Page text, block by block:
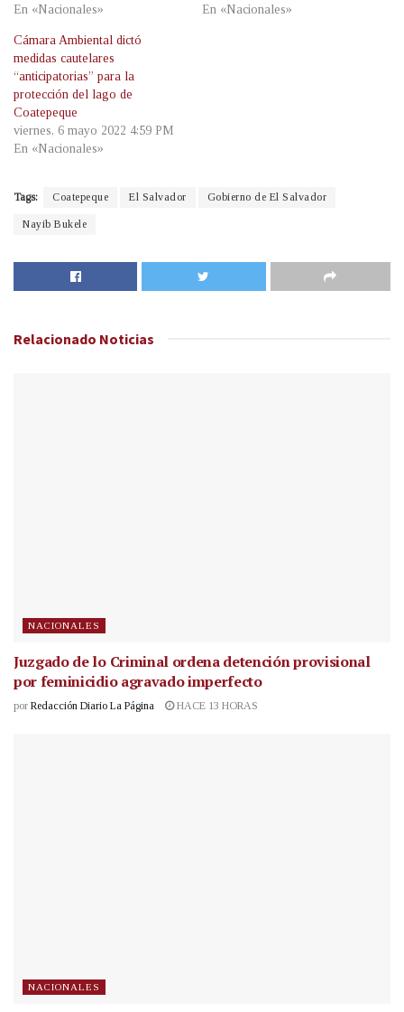
En «Nacionales»
En «Nacionales»
Cámara Ambiental dictó
medidas cautelares
“anticipatorias” para la
protección del lago de
Coatepeque
viernes, 6 mayo 2022 4:59 PM
En «Nacionales»
Tags: Coatepeque El Salvador Gobierno de El Salvador
Nayib Bukele
Relacionado Noticias
NACIONALES
Juzgado de lo Criminal ordena detención provisional
por feminicidio agravado imperfecto
por Redacción Diario La Página HACE 13 HORAS
NACIONALES